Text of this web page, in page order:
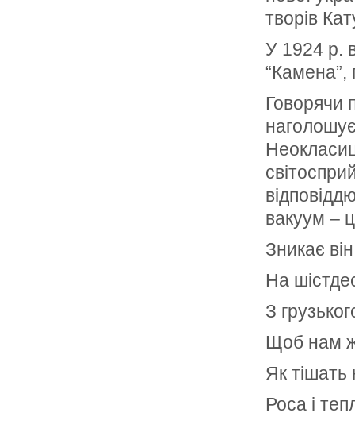
творів
У 1924 р.
“Камена”,
Говорячи
вакуум –
Зникає
На
З
Щоб нам
Як тішать
Роса і